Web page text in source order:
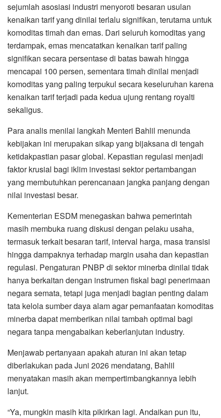
sejumlah asosiasi industri menyoroti besaran usulan
kenaikan tarif yang dinilai terlalu signifikan, terutama untuk
komoditas timah dan emas. Dari seluruh komoditas yang
terdampak, emas mencatatkan kenaikan tarif paling
signifikan secara persentase di batas bawah hingga
mencapai 100 persen, sementara timah dinilai menjadi
komoditas yang paling terpukul secara keseluruhan karena
kenaikan tarif terjadi pada kedua ujung rentang royalti
sekaligus.
Para analis menilai langkah Menteri Bahlil menunda
kebijakan ini merupakan sikap yang bijaksana di tengah
ketidakpastian pasar global. Kepastian regulasi menjadi
faktor krusial bagi iklim investasi sektor pertambangan
yang membutuhkan perencanaan jangka panjang dengan
nilai investasi besar.
Kementerian ESDM menegaskan bahwa pemerintah
masih membuka ruang diskusi dengan pelaku usaha,
termasuk terkait besaran tarif, interval harga, masa transisi
hingga dampaknya terhadap margin usaha dan kepastian
regulasi. Pengaturan PNBP di sektor minerba dinilai tidak
hanya berkaitan dengan instrumen fiskal bagi penerimaan
negara semata, tetapi juga menjadi bagian penting dalam
tata kelola sumber daya alam agar pemanfaatan komoditas
minerba dapat memberikan nilai tambah optimal bagi
negara tanpa mengabaikan keberlanjutan industry.
Menjawab pertanyaan apakah aturan ini akan tetap
diberlakukan pada Juni 2026 mendatang, Bahlil
menyatakan masih akan mempertimbangkannya lebih
lanjut.
“Ya, mungkin masih kita pikirkan lagi. Andaikan pun itu,